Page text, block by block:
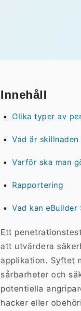
Innehåll
Olika typer av
Vad är
Varför ska man
Rapportering
Vad kan
Ett
att utvärdera
applikation. Syftet
sårbarheter och
potentiella
hacker eller